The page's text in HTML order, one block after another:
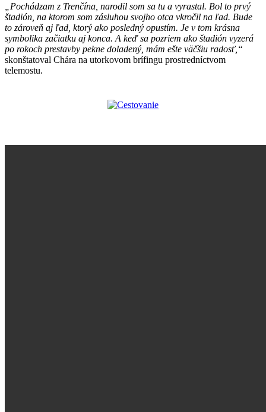
„Pochádzam z Trenčína, narodil som sa tu a vyrastal. Bol to prvý
štadión, na ktorom som zásluhou svojho otca vkročil na ľad. Bude
to zároveň aj ľad, ktorý ako posledný opustím. Je v tom krásna
symbolika začiatku aj konca. A keď sa pozriem ako štadión vyzerá
po rokoch prestavby pekne doladený, mám ešte väčšiu radosť,“
skonštatoval Chára na utorkovom brífingu prostredníctvom
telemostu.